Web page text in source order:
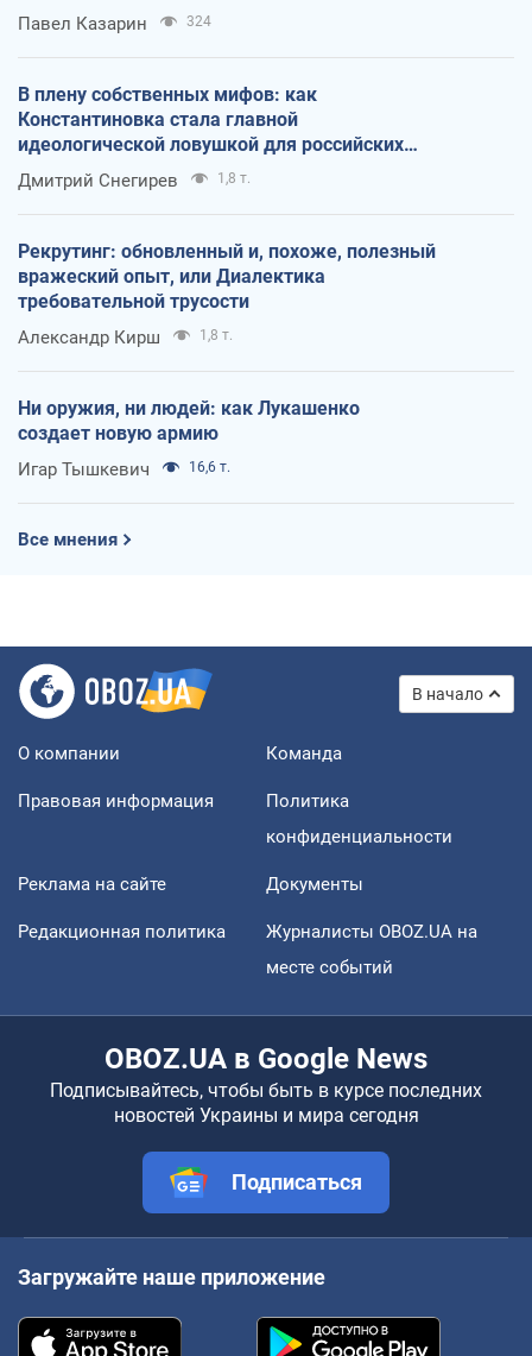
Павел Казарин 324
В плену собственных мифов: как
Константиновка стала главной
идеологической ловушкой для российских
оккупантов
Дмитрий Снегирев 1,8 т.
Рекрутинг: обновленный и, похоже, полезный
вражеский опыт, или Диалектика
требовательной трусости
Александр Кирш 1,8 т.
Ни оружия, ни людей: как Лукашенко
создает новую армию
Игар Тышкевич 16,6 т.
Все мнения
В начало
О компании Команда
Правовая информация
Политика
конфиденциальности
Реклама на сайте Документы
Редакционная политика
Журналисты OBOZ.UA на
месте событий
OBOZ.UA в Google News
Подписывайтесь, чтобы быть в курсе последних
новостей Украины и мира сегодня
Подписаться
Загружайте наше приложение